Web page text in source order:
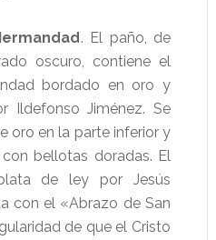
. El paño, de
oscuro, contiene el
bordado en oro y
Ildefonso Jiménez. Se
oro en la parte inferior y
bellotas doradas. El
de ley por Jesús
con el «Abrazo de San
de que el Cristo